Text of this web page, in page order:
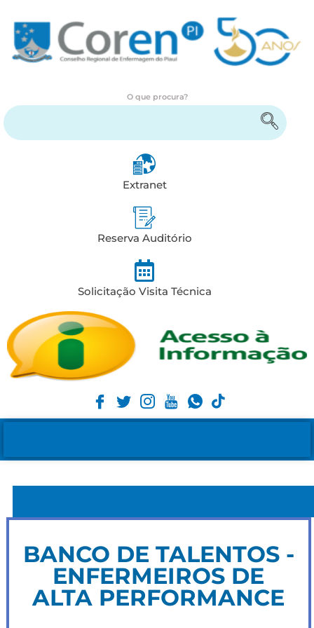
O que procura?
Extranet
Reserva Auditório
Solicitação Visita Técnica
BANCO DE TALENTOS -
ENFERMEIROS DE
ALTA PERFORMANCE